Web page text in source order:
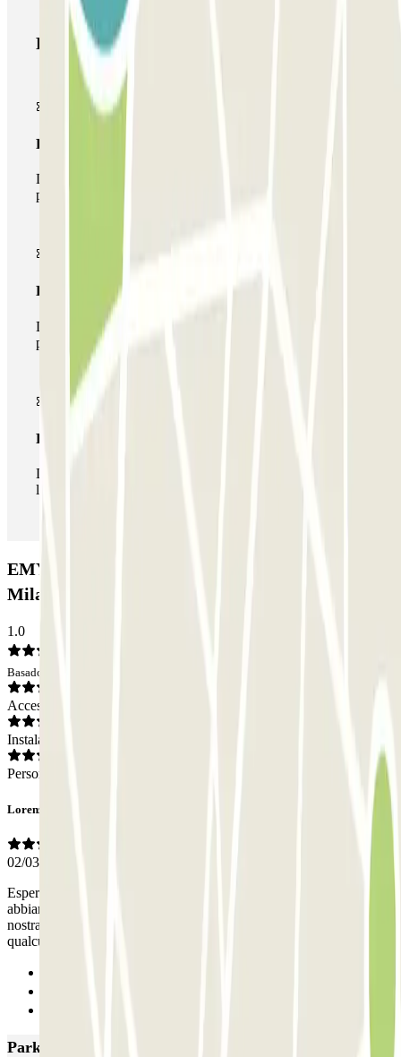
Productos de Parclick
Pase básico
Durante tu estancia podrás entrar y salir una única vez al
parking
Pase multiparking
Durante tu estancia podrás hacer uso de toda la red de
parkings de este operador disponibles en Parclick.
Pase ilimitado
Durante tu estancia podrás entrar y salir del parking todas
las veces que quieras.
EMYCARPARKING - Car Valet - Aeroporto di
Milano Malpensa (Scoperto): Opiniones
1.0
Basado en 1 opiniones
Acceso
Instalaciones
Personal
Lorenzo
02/03/2026
Esperienza davvero pessima ,avevamo il servizio car valet ,in arrivo
abbiamo aspettato un’ora prima che venisse qualcuno a ritirare la
nostra auto . In arrivo abbiamo aspettato ben tre ore prima che
qualcuno venisse a riportare la nostra auto ?
Parkings más valorados en Milán